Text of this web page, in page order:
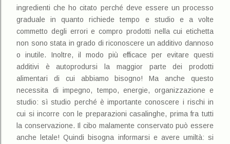
ingredienti che ho citato perché deve essere un processo
graduale in quanto richiede tempo e studio e a volte
commetto degli errori e compro prodotti nella cui etichetta
non sono stata in grado di riconoscere un additivo dannoso
o inutile. Inoltre, il modo più efficace per evitare questi
additivi è autoprodursi la maggior parte dei prodotti
alimentari di cui abbiamo bisogno! Ma anche questo
necessita di impegno, tempo, energie, organizzazione e
studio: sì studio perché è importante conoscere i rischi in
cui si incorre con le preparazioni casalinghe, prima fra tutti
la conservazione. Il cibo malamente conservato può essere
anche letale! Quindi bisogna informarsi e avere umiltà: si